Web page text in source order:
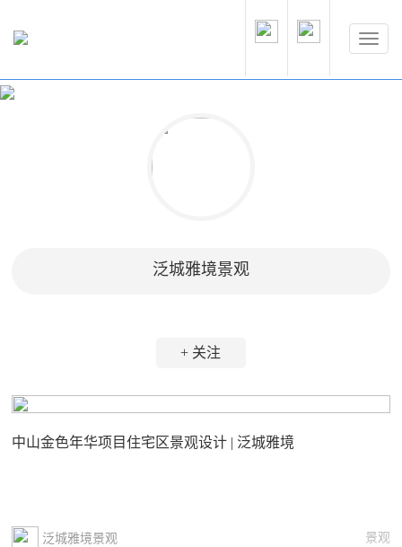
泛城雅境景观
+ 关注
中山金色年华项目住宅区景观设计 | 泛城雅境
泛城雅境景观 景观